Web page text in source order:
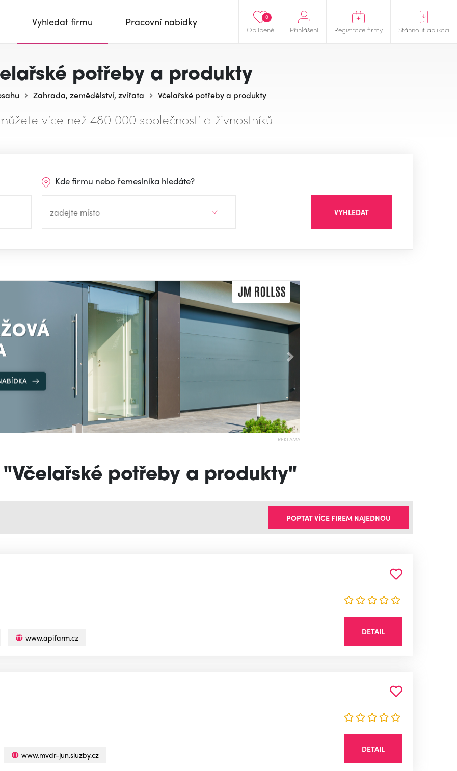
Oblíbené
0
Přihlášení Registrace firmy Stáhnout aplikaci
Vyhledat firmu Pracovní nabídky
potřeby a produkty
Zahrada, zemědělství, zvířata Včelařské potřeby a produkty
více než 480 000 společností a živnostníků
Kde firmu nebo řemeslníka hledáte?
VYHLEDAT
Následující
REKLAMA
"Včelařské potřeby a produkty"
POPTAT VÍCE FIREM NAJEDNOU
www.apifarm.cz
DETAIL
www.mvdr-jun.sluzby.cz
DETAIL